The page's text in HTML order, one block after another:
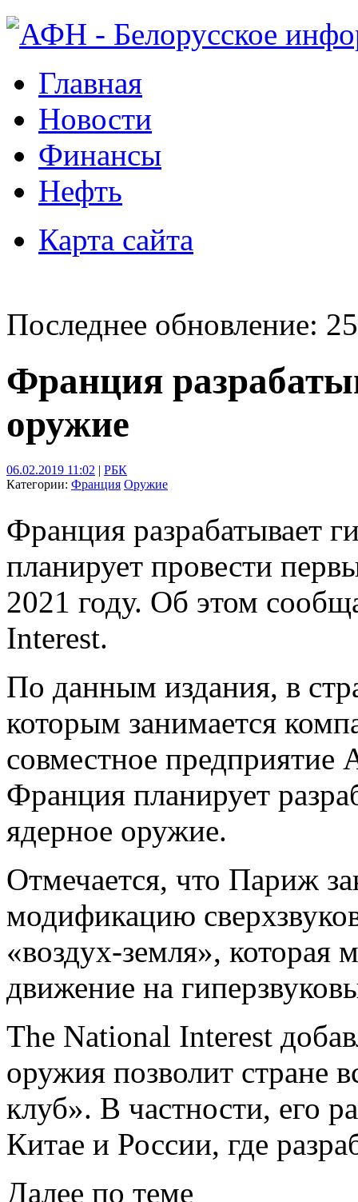
Главная
Новости
Финансы
Нефть
Карта сайта
Последнее обновление:
Франция
оружие
06.02.2019 11:02 | РБК
Категории: Франция Оружие
Франция разрабатывает
планирует провести
2021 году. Об этом
Interest.
По данным издания, в
которым занимается
совместное предприятие
Франция планирует
ядерное оружие.
Отмечается, что Париж
модификацию
«воздух-земля», которая
движение на
The National Interest
оружия позволит стране
клуб». В частности, его
Китае и России, где
Далее по теме